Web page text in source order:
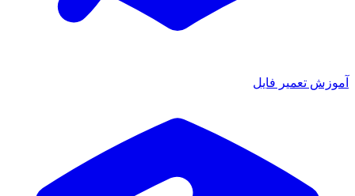
آموزش تعمیر فایل